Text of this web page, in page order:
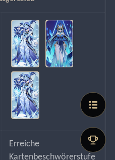
Erreiche
Kartenbeschwörerstufe